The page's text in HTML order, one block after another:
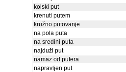
kolski put
krenuti putem
kružno putovanje
na pola puta
na sredini puta
najduži put
namaz od putera
napravljen put